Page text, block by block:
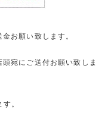
お願い致します。
宛にご送付お願い致しま
。